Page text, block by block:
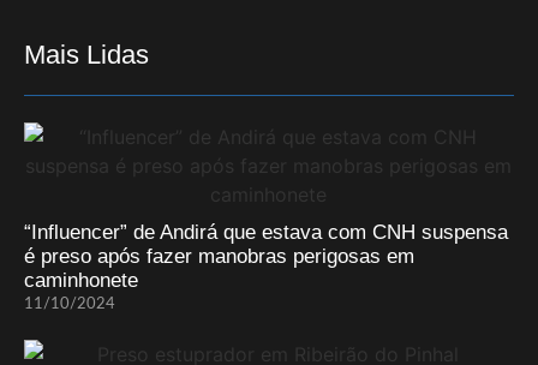
Mais Lidas
“Influencer” de Andirá que estava com CNH suspensa
é preso após fazer manobras perigosas em
caminhonete
11/10/2024